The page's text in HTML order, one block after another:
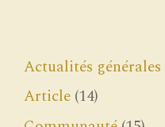
Actualités générales
Article (14)